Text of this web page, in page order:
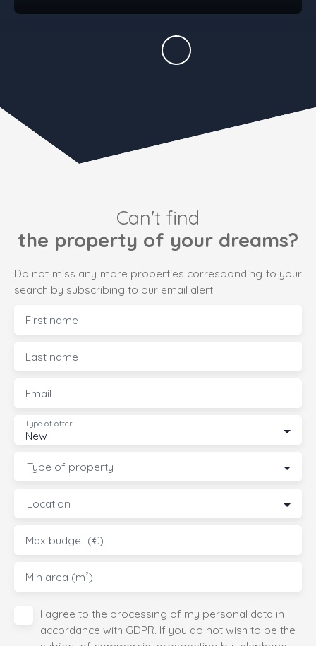
Can't find
the property of your dreams?
Do not miss any more properties corresponding to your
search by subscribing to our email alert!
First name
Last name
Email
New
Type of offer
Type of property
Location
Max budget (€)
Min area (m²)
I agree to the processing of my personal data in
accordance with GDPR. If you do not wish to be the